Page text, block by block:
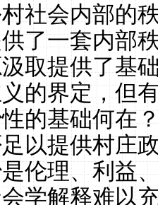
社会内部的
了一套内部
取提供了基
的界定，但
的基础何在
以提供村庄
伦理、利益
学解释难以